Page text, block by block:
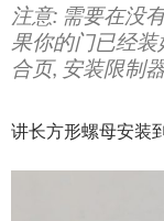
注意: 需要在没
果你的门已经
合页, 安装限制
讲长方形螺母安装